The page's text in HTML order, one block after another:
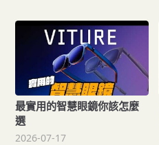
最實用的智慧眼鏡你該怎麼
選
2026-07-17